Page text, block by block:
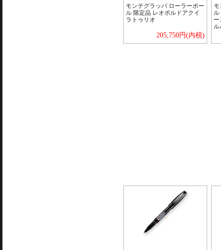
モンテグラッパ ローラーボー
ル 限定品 レオポルドアクイ
ラトゥリオ
205,750円(内税)
モ
ル
ー
ル